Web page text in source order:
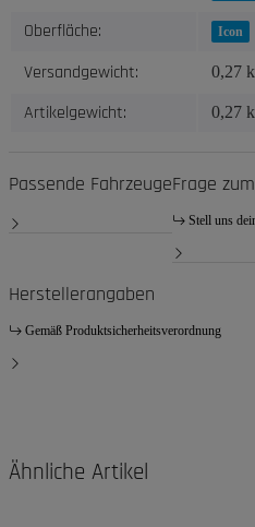
Oberfläche: Icon
Versandgewicht: 0,27
Artikelgewicht: 0,27
Passende FahrzeugeFrage
Stell uns
Herstellerangaben
Gemäß Produktsicherheitsverordnung
Ähnliche Artikel